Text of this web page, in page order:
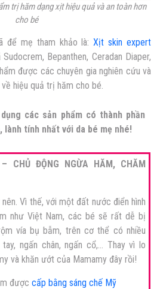
trị hăm dạng xịt hiệu quả và an toàn hơn
cho bé
để mẹ tham khảo là:Xịt skin expert
Bepanthen, Ceradan Diaper,
được các chuyên gia nghiên cứu và
hiệu quả trị hăm cho bé.
các sản phẩm có thành phần
tính nhất với da bé mẹ nhé!
– CHỦ ĐỘNG NGỪA HĂM, CHĂM
Vì thế, với một đất nước điển hình
như Việt Nam, các bé sẽ rất dễ bị
vía bụ bẫm, trên cơ thể có nhiều
ngấn chân, ngấn cổ,… Thay vì lo
và khăn ướt của Mamamy đây rồi!
được cấp bằng sáng chế Mỹ